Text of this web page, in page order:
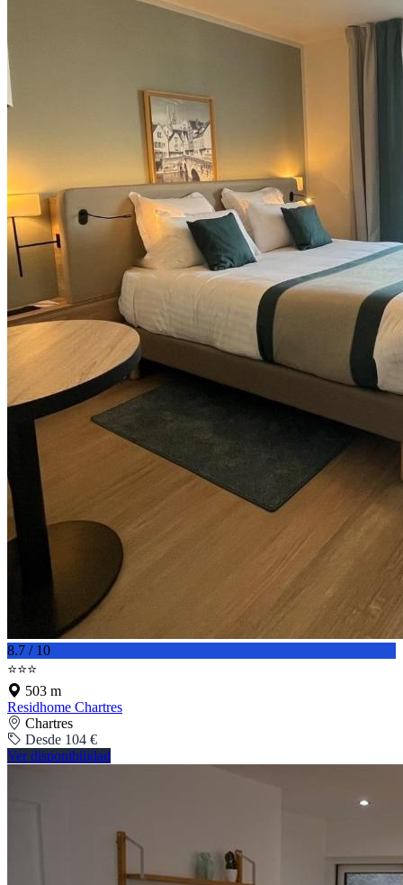
8.7 / 10
⭐⭐⭐
503 m
Residhome Chartres
Chartres
Desde 104 €
Ver disponibilidad